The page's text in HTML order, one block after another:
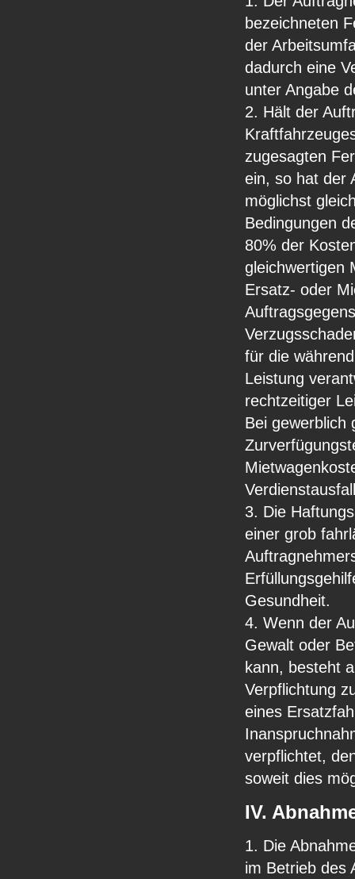
bezeichneten
der
dadurch eine
unter Angabe
2. Hält der
zugesagten
ein, so hat der
möglichst
Bedingungen
80% der
gleichwertigen
Ersatz- oder
für die
Leistung
rechtzeitiger
Bei gewerblich
3. Die
einer grob
Gesundheit.
4. Wenn der
Gewalt oder
kann, besteht
Verpflichtung
eines
verpflichtet,
soweit dies
IV.
1. Die
im Betrieb des